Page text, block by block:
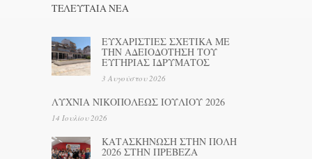
ΤΕΛΕΥΤΑΊΑ ΝΕΑ
ΕΥΧΑΡΙΣΤΙΕΣ ΣΧΕΤΙΚΑ ΜΕ
ΤΗΝ ΑΔΕΙΟΔΟΤΗΣΗ ΤΟΥ
ΕΥΓΗΡΙΑΣ ΙΔΡΥΜΑΤΟΣ
3 Αυγούστου 2026
ΛΥΧΝΙΑ ΝΙΚΟΠΟΛΕΩΣ ΙΟΥΛΙΟΥ 2026
14 Ιουλίου 2026
ΚΑΤΑΣΚΗΝΩΣΗ ΣΤΗΝ ΠΟΛΗ
2026 ΣΤΗΝ ΠΡΕΒΕΖΑ